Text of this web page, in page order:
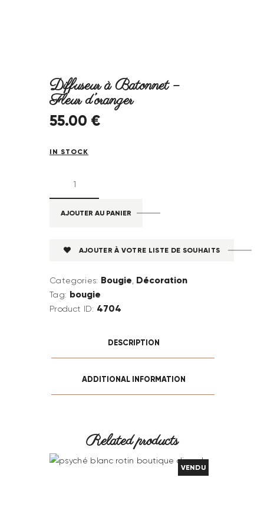
Diffuseur à Batonnet –
Fleur d’oranger
55.00 €
IN STOCK
AJOUTER AU PANIER
AJOUTER À VOTRE LISTE DE SOUHAITS
Categories: Bougie, Décoration
Tag: bougie
Product ID: 4704
DESCRIPTION
ADDITIONAL INFORMATION
Related products
VENDU